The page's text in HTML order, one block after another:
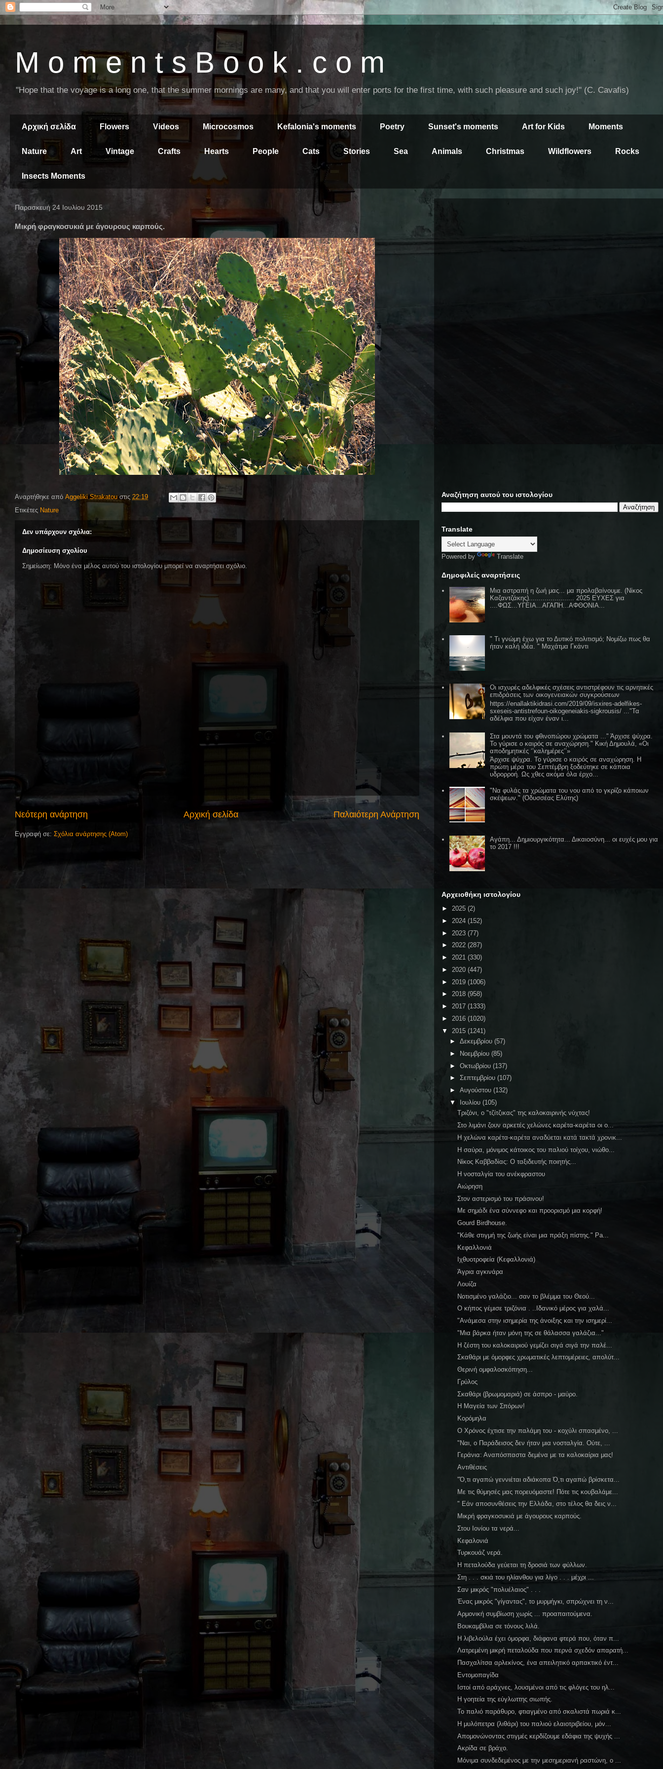
M o m e n t s B o o k . c o m
"Hope that the voyage is a long one, that the summer mornings are many, and that you will enter ports for the first time, with such pleasure and such joy!" (C. Cavafis)
Αρχική σελίδα Flowers Videos Microcosmos Kefalonia's moments Poetry Sunset's moments Art for Kids Moments
Nature Art Vintage Crafts Hearts People Cats Stories Sea Animals Christmas Wildflowers Rocks
Insects Moments
Παρασκευή 24 Ιουλίου 2015
Μικρή φραγκοσυκιά με άγουρους καρπούς.
Αναρτήθηκε από Aggeliki Strakatou στις 22:19
Ετικέτες Nature
Δεν υπάρχουν σχόλια:
Δημοσίευση σχολίου
Σημείωση: Μόνο ένα μέλος αυτού του ιστολογίου μπορεί να αναρτήσει σχόλιο.
Νεότερη ανάρτηση Παλαιότερη Ανάρτηση
Αρχική σελίδα
Εγγραφή σε: Σχόλια ανάρτησης (Atom)
Αναζήτηση αυτού του ιστολογίου
Translate
Powered by Translate
Δημοφιλείς αναρτήσεις
Μια αστραπή η ζωή μας... μα προλαβαίνουμε. (Νίκος
Καζαντζάκης)....................... 2025 ΕΥΧΕΣ για
....ΦΩΣ...ΥΓΕΙΑ...ΑΓΑΠΗ...ΑΦΘΟΝΙΑ...
" Τι γνώμη έχω για το Δυτικό πολιτισμό; Νομίζω πως θα
ήταν καλή ιδέα. " Μαχάτμα Γκάντι
Οι ισχυρές αδελφικές σχέσεις αντιστρέφουν τις αρνητικές
επιδράσεις των οικογενειακών συγκρούσεων
https://enallaktikidrasi.com/2019/09/isxires-adelfikes-
sxeseis-antistrefoun-oikogeneiakis-sigkrousis/ ..."Τα
αδέλφια που είχαν έναν ι...
Στα μουντά του φθινοπώρου χρώματα ..." Άρχισε ψύχρα.
Το γύρισε ο καιρός σε αναχώρηση." Κική Δημουλά, «Οι
αποδημητικές ‘’καλημέρες’’»
Άρχισε ψύχρα. Το γύρισε ο καιρός σε αναχώρηση. Η
πρώτη μέρα του Σεπτέμβρη ξοδεύτηκε σε κάποια
υδρορροή. Ως χθες ακόμα όλα έρχο...
"Να φυλάς τα χρώματα του νου από το γκρίζο κάποιων
σκέψεων." (Οδυσσέας Ελύτης)
Αγάπη... Δημιουργικότητα... Δικαιοσύνη... οι ευχές μου για
το 2017 !!!
Αρχειοθήκη ιστολογίου
► 2025 (2)
► 2024 (152)
► 2023 (77)
► 2022 (287)
► 2021 (330)
► 2020 (447)
► 2019 (1006)
► 2018 (958)
► 2017 (1333)
► 2016 (1020)
▼ 2015 (1241)
► Δεκεμβρίου (57)
►
Νοεμβρίου (85)
► Οκτωβρίου (137)
► Σεπτεμβρίου (107)
► Αυγούστου (132)
▼
Ιουλίου (105)
Τριζόνι, ο "τζίτζικας" της καλοκαιρινής νύχτας!
Στο λιμάνι ζουν αρκετές χελώνες καρέτα-καρέτα οι ο...
Η χελώνα καρέτα-καρέτα αναδύεται κατά τακτά χρονικ...
Η σαύρα, μόνιμος κάτοικος του παλιού τοίχου, νιώθο...
Νίκος Καββαδίας: Ο ταξιδευτής ποιητής...
Η νοσταλγία του ανέκφραστου
Αιώρηση
Στον αστερισμό του πράσινου!
Με σημάδι ένα σύννεφο και προορισμό μια κορφή!
Gourd Birdhouse.
"Κάθε στιγμή της ζωής είναι μια πράξη πίστης." Pa...
Κεφαλλονιά
Ιχθυοτροφεία (Κεφαλλονιά)
Άγρια αγκινάρα
Λουίζα
Νοτισμένο γαλάζιο... σαν το βλέμμα του Θεού...
Ο κήπος γέμισε τριζόνια . ..Ιδανικό μέρος για χαλά...
"Ανάμεσα στην ισημερία της άνοιξης και την ισημερί...
"Μια βάρκα ήταν μόνη της σε θάλασσα γαλάζια..."
Η ζέστη του καλοκαιριού γεμίζει σιγά σιγά την παλέ...
Σκαθάρι με όμορφες χρωματικές λεπτομέρειες, απολύτ...
Θερινή ομφαλοσκόπηση...
Γρύλος
Σκαθάρι (βρωμομαριά) σε άσπρο - μαύρο.
Η Μαγεία των Σπόρων!
Κορόμηλα
Ο Χρόνος έχτισε την παλάμη του - κοχύλι σπασμένο, ...
"Ναι, ο Παράδεισος δεν ήταν μια νοσταλγία. Ούτε, ...
Γεράνια: Αναπόσπαστα δεμένα με τα καλοκαίρια μας!
Αντιθέσεις
"Ό,τι αγαπώ γεννιέται αδιάκοπα Ό,τι αγαπώ βρίσκετα...
Με τις θύμησές μας πορευόμαστε! Πότε τις κουβαλάμε...
" Εάν αποσυνθέσεις την Ελλάδα, στο τέλος θα δεις ν...
Μικρή φραγκοσυκιά με άγουρους καρπούς.
Στου Ιονίου τα νερά...
Κεφαλονιά
Τυρκουάζ νερά.
Η πεταλούδα γεύεται τη δροσιά των φύλλων.
Στη . . . σκιά του ηλίανθου για λίγο . . . μέχρι ...
Σαν μικρός "πολυέλαιος" . . .
Ένας μικρός "γίγαντας", το μυρμήγκι, σπρώχνει τη ν...
Αρμονική συμβίωση χωρίς ... προαπαιτούμενα.
Βουκαμβίλια σε τόνους λιλά.
Η λιβελούλα έχει όμορφα, διάφανα φτερά που, όταν π...
Λατρεμένη μικρή πεταλούδα που περνά σχεδόν απαρατή...
Πασχαλίτσα αρλεκίνος, ένα απειλητικό αρπακτικό έντ...
Εντομοπαγίδα
Ιστοί από αράχνες, λουσμένοι από τις φλόγες του ηλ...
Η γοητεία της εύγλωττης σιωπής.
Το παλιό παράθυρο, φτιαγμένο από σκαλιστά πωριά κ...
Η μυλόπετρα (λιθάρι) του παλιού ελαιοτριβείου, μόν...
Απομονώνοντας στιγμές κερδίζουμε εδάφια της ψυχής ...
Ακρίδα σε βράχο.
Μόνιμα συνδεδεμένος με την μεσημεριανή ραστώνη, ο ...